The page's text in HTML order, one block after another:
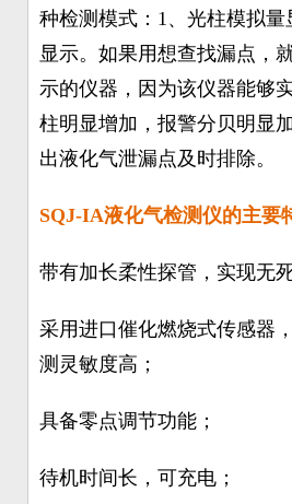
种检测模式：1、光柱模拟量
显示。如果用想查找漏点，
示的仪器，因为该仪器能够
柱明显增加，报警分贝明显
出液化气泄漏点及时排除。
SQJ-IA液化气检测仪的主要
带有加长柔性探管，实现无
采用进口催化燃烧式传感器
测灵敏度高；
具备零点调节功能；
待机时间长，可充电；